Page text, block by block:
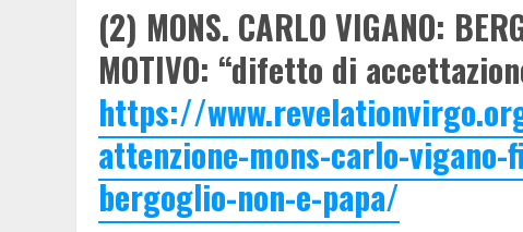
(2) MONS. CARLO VIGANO:
MOTIVO: “difetto di
https://
attenzione-mons-carlo-
bergoglio-non-e-papa/